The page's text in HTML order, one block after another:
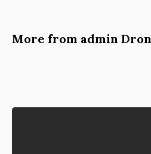
More from admin